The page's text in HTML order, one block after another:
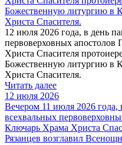
Божественную литургию в
Христа Спасителя.
12 июля 2026 года, в день
первоверховных
Христа Спасителя
Божественную литургию в
Христа Спасителя.
Читать далее
12 июля 2026
Вечером 11 июля 2026
всехвальных
Ключарь Храма Христа
Рязанцев возглавил